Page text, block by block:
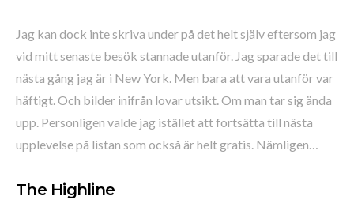
Jag kan dock inte skriva under på det helt själv eftersom jag
vid mitt senaste besök stannade utanför. Jag sparade det till
nästa gång jag är i New York. Men bara att vara utanför var
häftigt. Och bilder inifrån lovar utsikt. Om man tar sig ända
upp. Personligen valde jag istället att fortsätta till nästa
upplevelse på listan som också är helt gratis. Nämligen…
The Highline